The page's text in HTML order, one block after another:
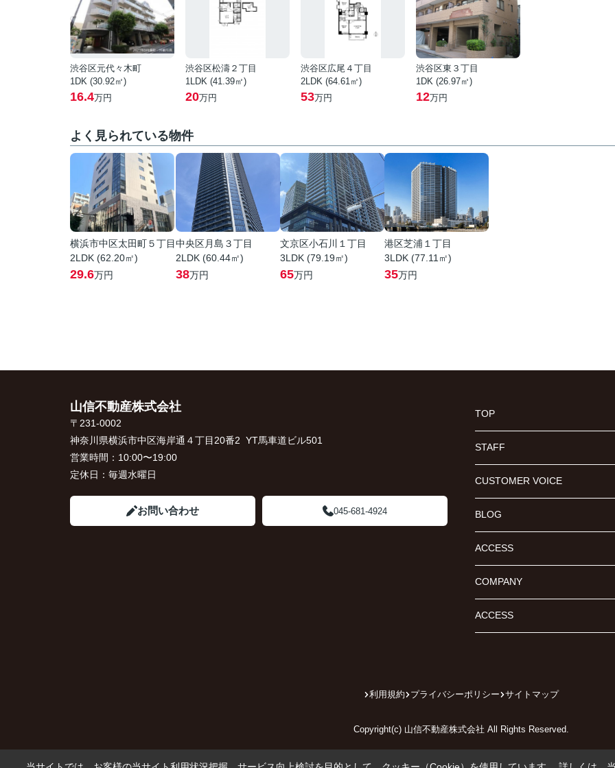
渋谷区元代々木町
1DK (30.92㎡)
16.4万円
渋谷区松濤２丁目
1LDK (41.39㎡)
20万円
渋谷区広尾４丁目
2LDK (64.61㎡)
53万円
渋谷区東３丁目
1DK (26.97㎡)
12万円
よく見られている物件
横浜市中区太田町５丁目
2LDK (62.20㎡)
29.6万円
中央区月島３丁目
2LDK (60.44㎡)
38万円
文京区小石川１丁目
3LDK (79.19㎡)
65万円
港区芝浦１丁目
3LDK (77.11㎡)
35万円
山信不動産株式会社
〒231-0002
神奈川県横浜市中区海岸通４丁目20番2 YT馬車道ビル501
営業時間： 10:00〜19:00
定休日： 毎週水曜日
お問い合わせ 045-681-4924
TOP
STAFF
CUSTOMER VOICE
BLOG
ACCESS
COMPANY
ACCESS
利用規約 プライバシーポリシー サイトマップ
Copyright(c) 山信不動産株式会社 All Rights Reserved.